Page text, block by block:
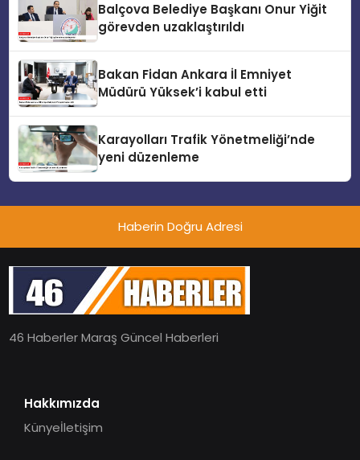
Balçova Belediye Başkanı Onur Yiğit
görevden uzaklaştırıldı
Bakan Fidan Ankara İl Emniyet
Müdürü Yüksek’i kabul etti
Karayolları Trafik Yönetmeliği’nde
yeni düzenleme
Haberin Doğru Adresi
46 Haberler Maraş Güncel Haberleri
Hakkımızda
Künyeİletişim